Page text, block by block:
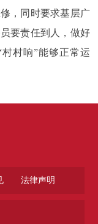
，同时要求基层广
要责任到人，做好
村响”能够正常运
法律声明